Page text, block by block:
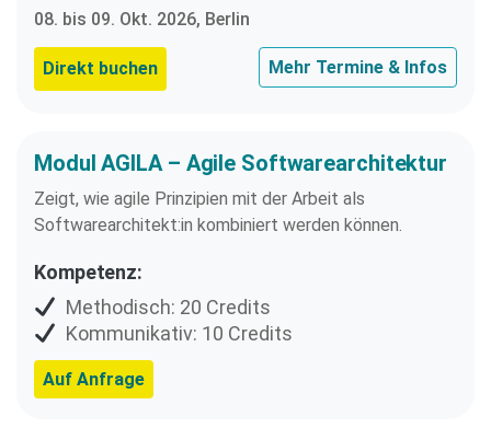
08. bis 09. Okt. 2026, Berlin
Direkt buchen Mehr Termine & Infos
Modul AGILA – Agile Softwarearchitektur
Zeigt, wie agile Prinzipien mit der Arbeit als
Softwarearchitekt:in kombiniert werden können.
Kompetenz:
Methodisch: 20 Credits
Kommunikativ: 10 Credits
Auf Anfrage